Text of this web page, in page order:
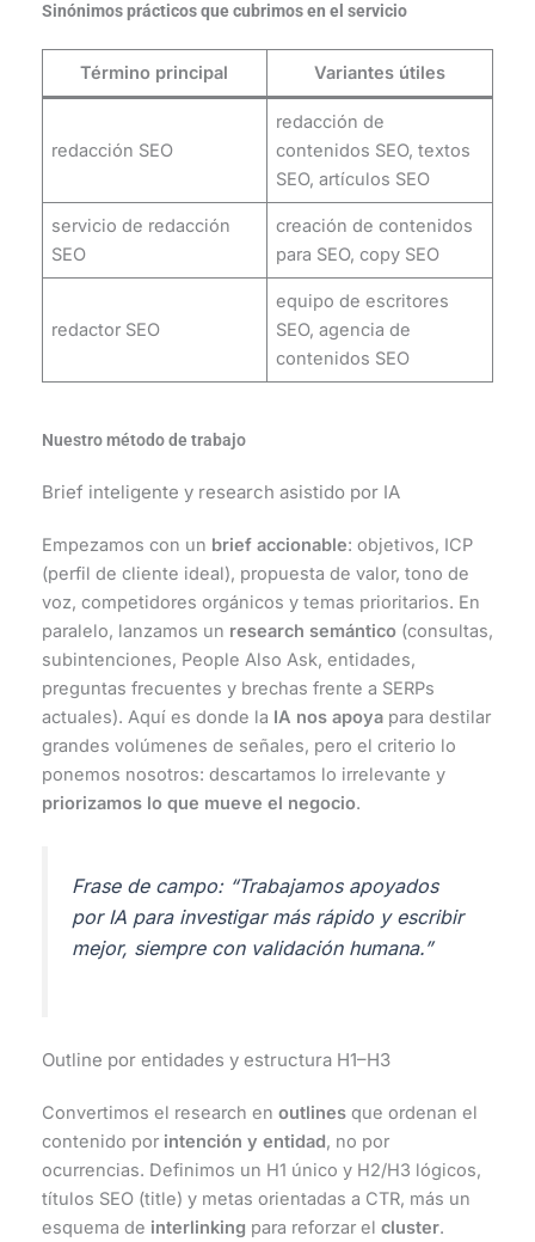
Sinónimos prácticos que cubrimos en el servicio
Término principal Variantes útiles
redacción SEO
redacción de
contenidos SEO, textos
SEO, artículos SEO
servicio de redacción
SEO
creación de contenidos
para SEO, copy SEO
redactor SEO
equipo de escritores
SEO, agencia de
contenidos SEO
Nuestro método de trabajo
Brief inteligente y research asistido por IA
Empezamos con un brief accionable: objetivos, ICP
(perfil de cliente ideal), propuesta de valor, tono de
voz, competidores orgánicos y temas prioritarios. En
paralelo, lanzamos un research semántico(consultas,
subintenciones, People Also Ask, entidades,
preguntas frecuentes y brechas frente a SERPs
actuales). Aquí es donde la IA nos apoyapara destilar
grandes volúmenes de señales, pero el criterio lo
ponemos nosotros: descartamos lo irrelevante y
priorizamos lo que mueve el negocio.
Frase de campo: “Trabajamos apoyados
por IA para investigar más rápido y escribir
mejor, siempre con validación humana.”
Outline por entidades y estructura H1–H3
Convertimos el research en outlinesque ordenan el
contenido por intención y entidad, no por
ocurrencias. Definimos un H1 único y H2/H3 lógicos,
títulos SEO (title) y metas orientadas a CTR, más un
esquema de interlinking para reforzar el cluster.